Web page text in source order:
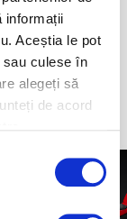
informații
Aceștia le pot
culese în
alegeți să
de acord